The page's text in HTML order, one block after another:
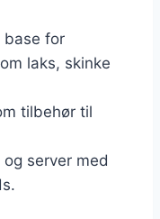
base for
laks, skinke
tilbehør til
server med